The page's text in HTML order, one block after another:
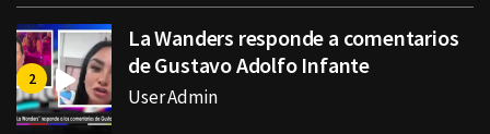
La Wanders responde a comentarios
de Gustavo Adolfo Infante
User Admin